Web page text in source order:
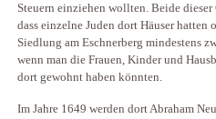
Steuern einziehen wollten. Beide dieser
dass einzelne Juden dort Häuser
Siedlung am Eschnerberg mindestens
wenn man die Frauen, Kinder und
dort gewohnt haben könnten.
Im Jahre 1649 werden dort Abraham